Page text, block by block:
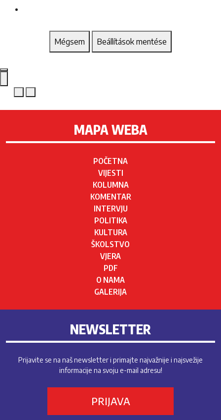
Mégsem Beállítások mentése
MAPA WEBA
POČETNA
VIJESTI
KOLUMNA
KOMENTAR
INTERVJU
POLITIKA
KULTURA
ŠKOLSTVO
VJERA
PDF
O NAMA
GALERIJA
NEWSLETTER
Prijavite se na naš newsletter i primajte najvažnije i najsvežije
informacije na svoju e-mail adresu!
PRIJAVA